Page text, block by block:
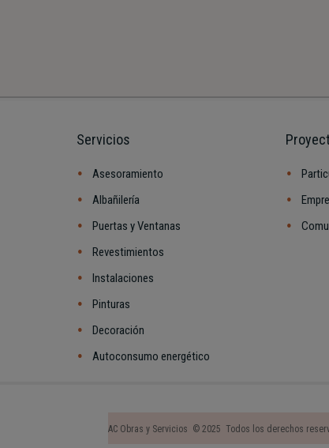
Servicios
Asesoramiento
Albañilería
Puertas y Ventanas
Revestimientos
Instalaciones
Pinturas
Decoración
Autoconsumo energético
AC Obras y Servicios © 2025 Todos los derechos